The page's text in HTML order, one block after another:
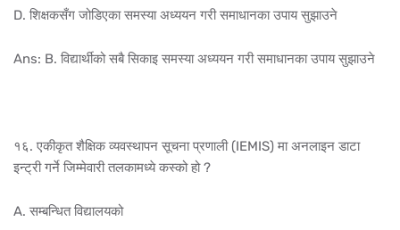
D. शिक्षकसँग जोडिएका समस्या अध्ययन गरी समाधानका उपाय सुझाउने
Ans: B. विद्यार्थीको सबै सिकाइ समस्या अध्ययन गरी समाधानका उपाय सुझाउने
१६. एकीकृत शैक्षिक व्यवस्थापन सूचना प्रणाली (IEMIS) मा अनलाइन डाटा
इन्ट्री गर्ने जिम्मेवारी तलकामध्ये कस्को हो ?
A. सम्बन्धित विद्यालयको